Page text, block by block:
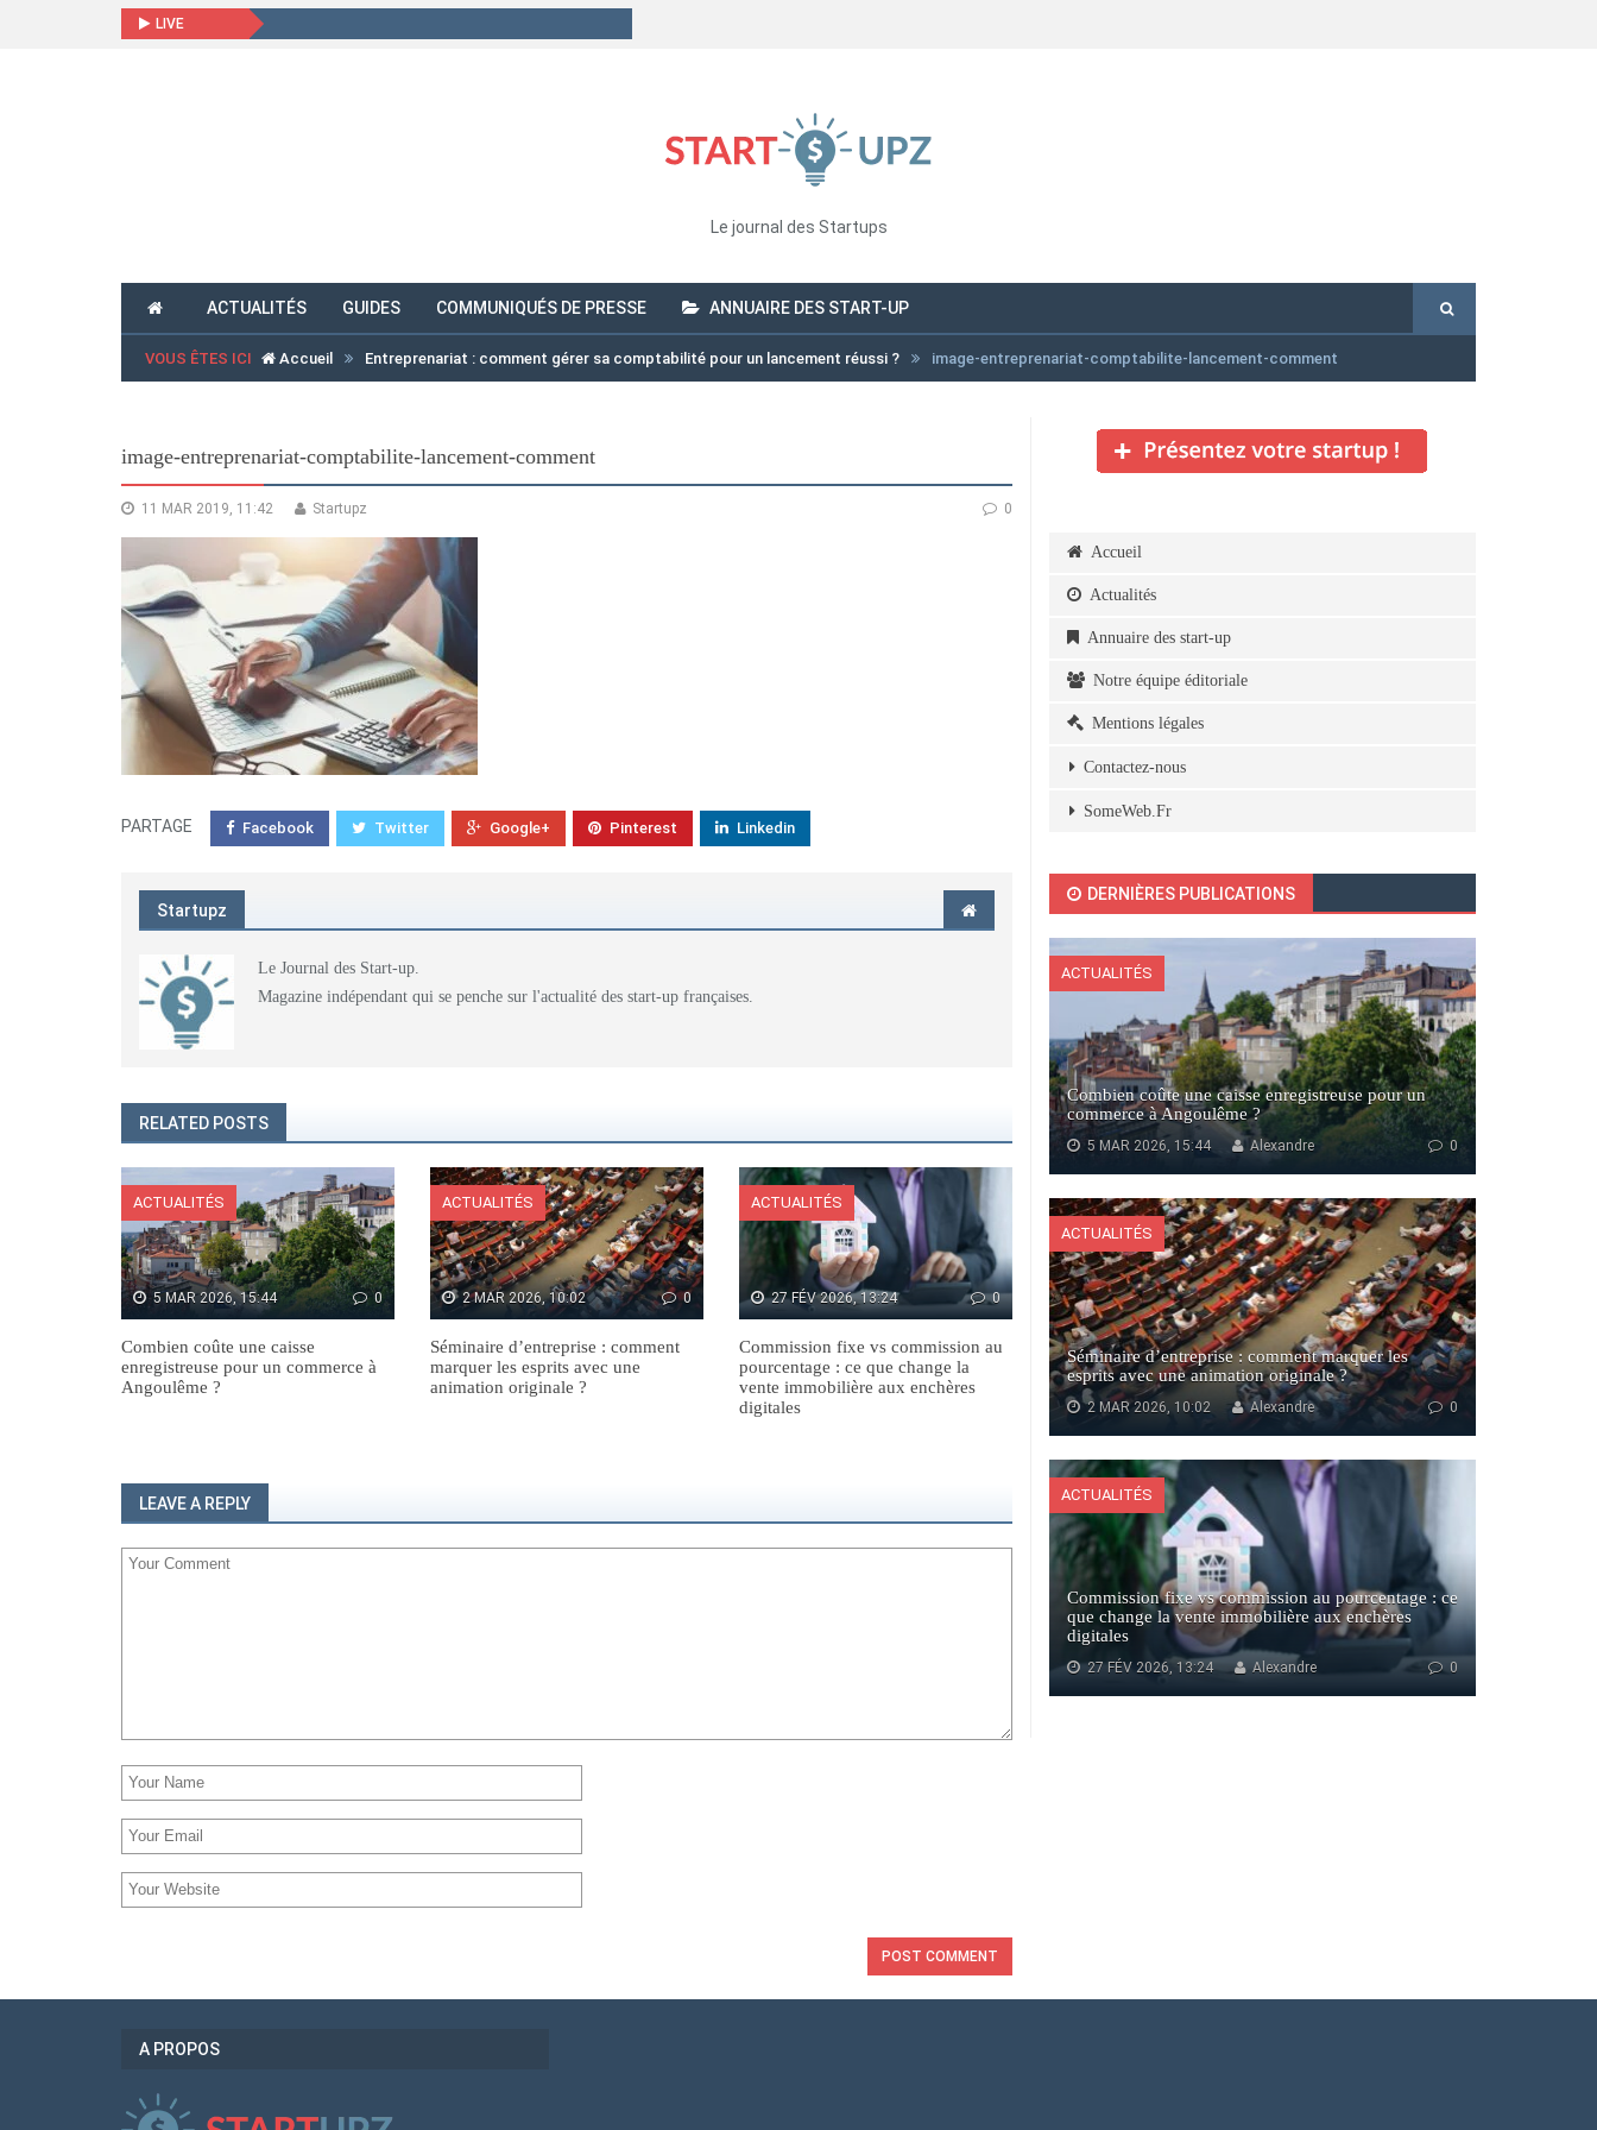
LIVE
Le journal des Startups
ACTUALITÉS GUIDES COMMUNIQUÉS DE PRESSE ANNUAIRE DES START-UP
VOUS ÊTES ICI Accueil Entreprenariat : comment gérer sa comptabilité pour un lancement réussi ? image-entreprenariat-comptabilite-lancement-comment
image-entreprenariat-comptabilite-lancement-comment
11 MAR 2019, 11:42 0
Startupz
PARTAGE Facebook Twitter Google+ Pinterest Linkedin
Startupz
Le Journal des Start-up.
Magazine indépendant qui se penche sur l'actualité des start-up françaises.
RELATED POSTS
ACTUALITÉS
5 MAR 2026, 15:44 0
Combien coûte une caisse
enregistreuse pour un commerce à
Angoulême ?
ACTUALITÉS
2 MAR 2026, 10:02 0
Séminaire d’entreprise : comment
marquer les esprits avec une
animation originale ?
ACTUALITÉS
27 FÉV 2026, 13:24 0
Commission fixe vs commission au
pourcentage : ce que change la
vente immobilière aux enchères
digitales
LEAVE A REPLY
Accueil
Actualités
Annuaire des start-up
Notre équipe éditoriale
Mentions légales
Contactez-nous
SomeWeb.Fr
DERNIÈRES PUBLICATIONS
ACTUALITÉS
Combien coûte une caisse enregistreuse pour un
commerce à Angoulême ?
5 MAR 2026, 15:44 0
Alexandre
ACTUALITÉS
Séminaire d’entreprise : comment marquer les
esprits avec une animation originale ?
2 MAR 2026, 10:02 0
Alexandre
ACTUALITÉS
Commission fixe vs commission au pourcentage : ce
que change la vente immobilière aux enchères
digitales
27 FÉV 2026, 13:24 0
Alexandre
A PROPOS